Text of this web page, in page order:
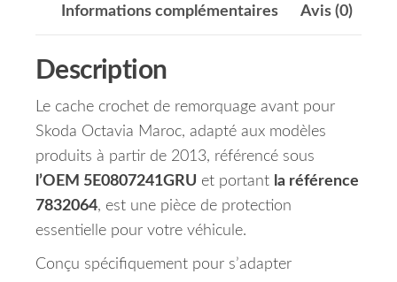
Informations complémentaires Avis (0)
Description
Le cache crochet de remorquage avant pour
Skoda Octavia Maroc, adapté aux modèles
produits à partir de 2013, référencé sous
l’OEM 5E0807241GRU et portant la référence
7832064, est une pièce de protection
essentielle pour votre véhicule.
Conçu spécifiquement pour s’adapter